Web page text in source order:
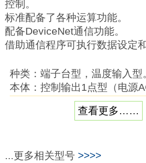
控制。
标准配备了各种运算功能。
配备DeviceNet通信功能。
借助通信程序可执行数据设定和
种类：端子台型，温度输入型
本体：控制输出1点型（电源
外壳颜色：黑色。
QC43DB-FLK。
查看更多……
...更多相关型号 >>>>